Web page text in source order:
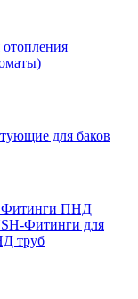
отопления
для баков
Фитинги ПНД
Фитинги для
труб